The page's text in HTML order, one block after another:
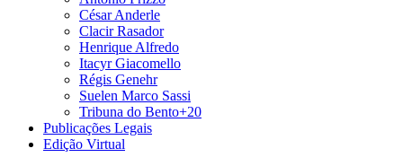
César Anderle
Clacir Rasador
Henrique Alfredo
Itacyr Giacomello
Régis Genehr
Suelen Marco Sassi
Tribuna do Bento+20
Publicações Legais
Edição Virtual